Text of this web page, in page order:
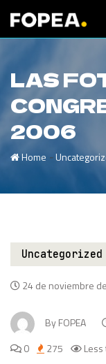
LAS
2006
Home -
Uncategorized
24 de noviembre
ByFOPEA
0
275